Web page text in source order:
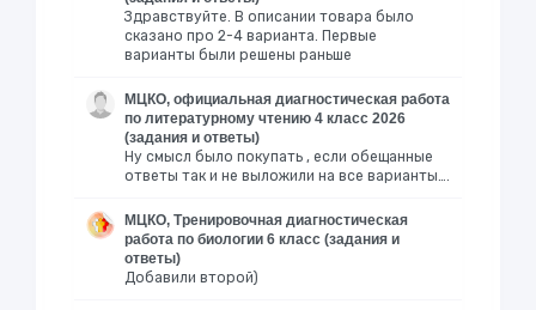
Здравствуйте. В описании товара было
сказано про 2-4 варианта. Первые
варианты были решены раньше
МЦКО, официальная диагностическая работа
по литературному чтению 4 класс 2026
(задания и ответы)
Ну смысл было покупать , если обещанные
ответы так и не выложили на все варианты….
МЦКО, Тренировочная диагностическая
работа по биологии 6 класс (задания и
ответы)
Добавили второй)